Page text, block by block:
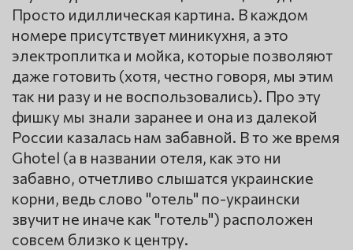
Просто идиллическая картина. В каждом
номере присутствует миникухня, а это
электроплитка и мойка, которые позволяют
даже готовить (хотя, честно говоря, мы этим
так ни разу и не воспользовались). Про эту
фишку мы знали заранее и она из далекой
России казалась нам забавной. В то же время
Ghotel (а в названии отеля, как это ни
забавно, отчетливо слышатся украинские
корни, ведь слово "отель" по-украински
звучит не иначе как "готель") расположен
совсем близко к центру.